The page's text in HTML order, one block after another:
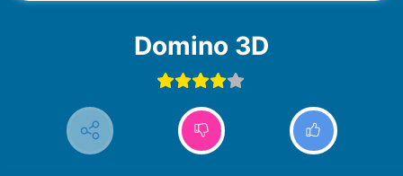
Domino 3D